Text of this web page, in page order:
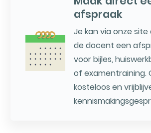
afspraak
Je kan via onze
de docent een
voor bijles,
of examentraining.
kosteloos en